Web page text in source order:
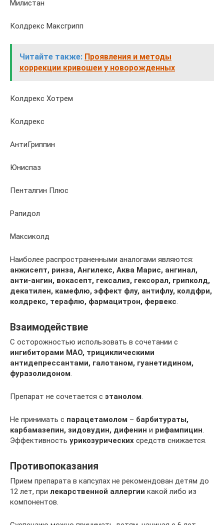
Милистан
Колдрекс Максгрипп
Читайте также: Проявления и методы
коррекции кривошеи у новорожденных
Колдрекс Хотрем
Колдрекс
АнтиГриппин
Юниспаз
Пенталгин Плюс
Рапидол
Максиколд
Наиболее распространенными аналогами являются:
анжисепт, ринза, Ангилекс, Аква Марис, ангинал,
анти-ангин, вокасепт, гексализ, гексорал, грипколд,
декатилен, камефлю, эффект флу, антифлу, колдфри,
колдрекс, терафлю, фармацитрон, фервекс.
Взаимодействие
С осторожностью использовать в сочетании с
ингибиторами МАО, трициклическими
антидепрессантами, галотаном, гуанетидином,
фуразолидоном.
Препарат не сочетается с этанолом.
Не принимать с парацетамолом – барбитураты,
карбамазепин, зидовудин, дифенин и рифампицин.
Эффективность урикозурических средств снижается.
Противопоказания
Прием препарата в капсулах не рекомендован детям до
12 лет, при лекарственной аллергии какой либо из
компонентов.